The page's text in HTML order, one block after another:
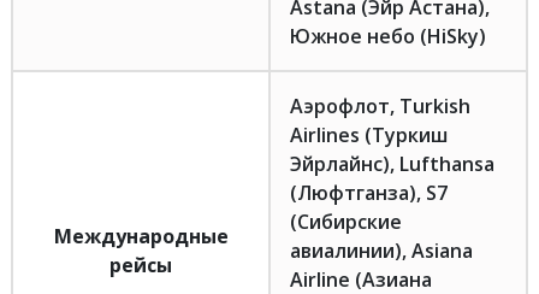
Astana (Эйр Астана),
Южное небо (HiSky)
Международные
рейсы
Аэрофлот, Turkish
Airlines (Туркиш
Эйрлайнс), Lufthansa
(Люфтганза), S7
(Сибирские
авиалинии), Asiana
Airline (Азиана